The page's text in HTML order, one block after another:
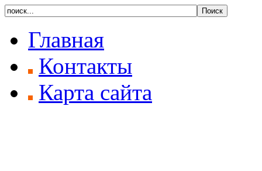
Главная
Контакты
Карта сайта